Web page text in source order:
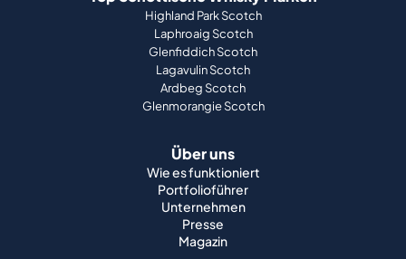
Highland Park Scotch
Laphroaig Scotch
Glenfiddich Scotch
Lagavulin Scotch
Ardbeg Scotch
Glenmorangie Scotch
Über uns
Wie es funktioniert
Portfolioführer
Unternehmen
Presse
Magazin